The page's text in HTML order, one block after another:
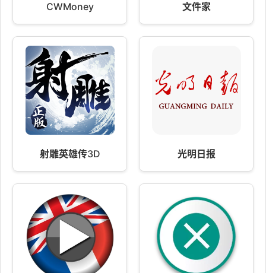
CWMoney 文件家
射雕英雄传3D 光明日报